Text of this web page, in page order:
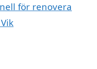
för renovera